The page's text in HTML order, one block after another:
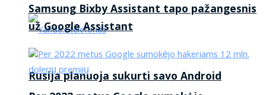
Rusija planuoja sukurti savo Android
Samsung Bixby Assistant tapo pažangesnis
už Google Assistant